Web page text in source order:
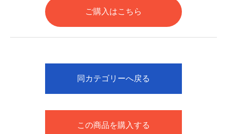
ご購入はこちら
同カテゴリーへ戻る
この商品を購入する